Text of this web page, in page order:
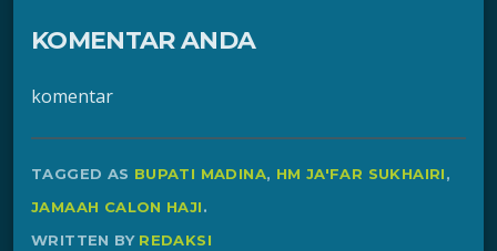
KOMENTAR ANDA
komentar
TAGGED AS BUPATI MADINA, HM JA'FAR SUKHAIRI,
JAMAAH CALON HAJI.
WRITTEN BY REDAKSI